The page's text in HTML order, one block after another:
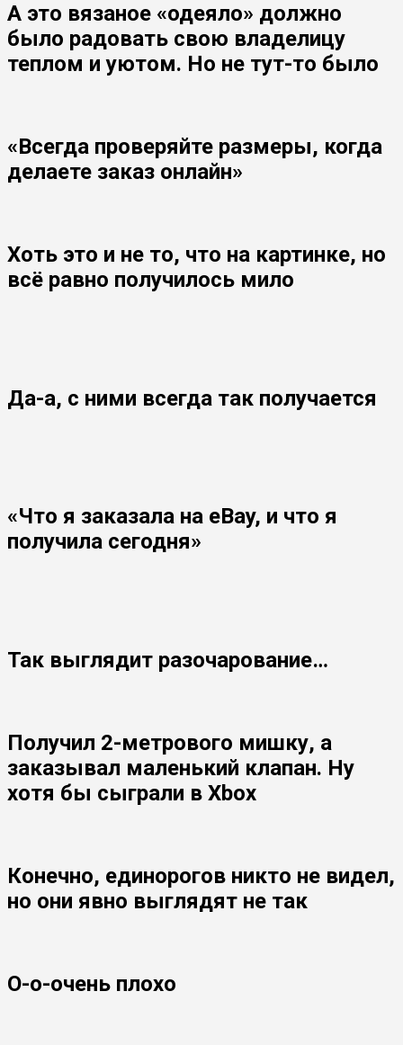
А это вязаное «одеяло» должно
было радовать свою владелицу
теплом и уютом. Но не тут-то было
«Всегда проверяйте размеры, когда
делаете заказ онлайн»
Хоть это и не то, что на картинке, но
всё равно получилось мило
Да-а, с ними всегда так получается
«Что я заказала на eBay, и что я
получила сегодня»
Так выглядит разочарование…
Получил 2-метрового мишку, а
заказывал маленький клапан. Ну
хотя бы сыграли в Xbox
Конечно, единорогов никто не видел,
но они явно выглядят не так
О-о-очень плохо